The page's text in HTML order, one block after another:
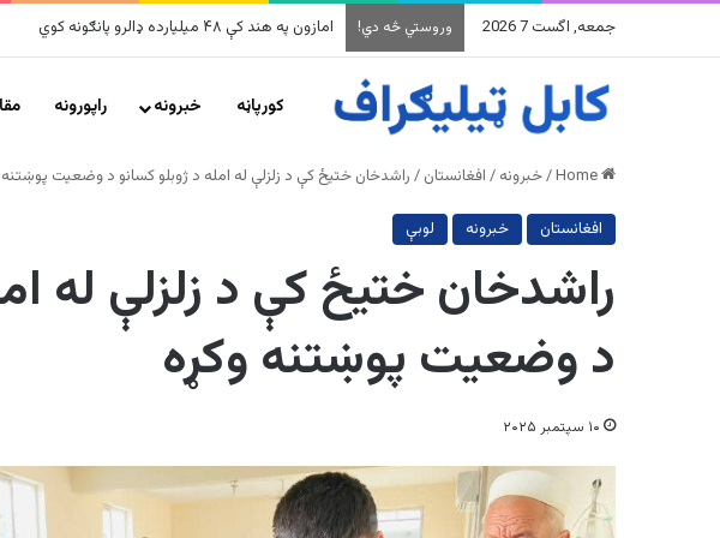
جمعه, اگست 7 2026 وروستي څه دي! امازون په هند کې ۴۸ میلیارده ډالرو پانګونه کوي
کورپاڼه خبرونه راپورونه
/خبرونه / افغانستان / راشدخان ختیځ کې د زلزلې له امله د ژوبلو کسانو د وضعیت پوښتنه
افغانستان خبرونه لوبې
راشدخان ختیځ کې د زلزلې له
د وضعیت پوښتنه وکړه
۱۰ سپتمبر ۲۰۲۵